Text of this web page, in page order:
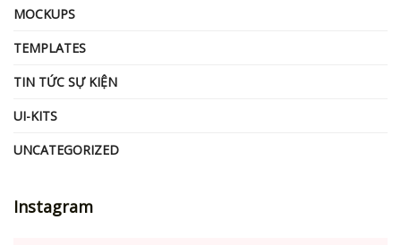
MOCKUPS
TEMPLATES
TIN TỨC SỰ KIỆN
UI-KITS
UNCATEGORIZED
Instagram